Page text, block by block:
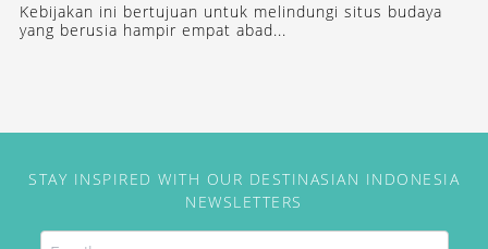
Kebijakan ini bertujuan untuk melindungi situs budaya
yang berusia hampir empat abad...
STAY INSPIRED WITH OUR DESTINASIAN INDONESIA
NEWSLETTERS